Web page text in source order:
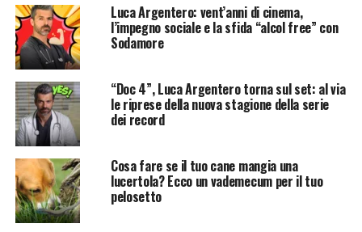
Luca Argentero: vent’anni di cinema,
l’impegno sociale e la sfida “alcol free” con
Sodamore
“Doc 4”, Luca Argentero torna sul set: al via
le riprese della nuova stagione della serie
dei record
Cosa fare se il tuo cane mangia una
lucertola? Ecco un vademecum per il tuo
pelosetto